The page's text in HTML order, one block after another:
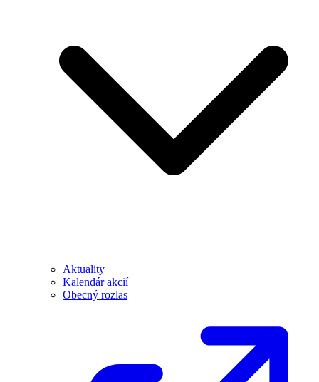
Aktuality
Kalendár akcií
Obecný rozlas